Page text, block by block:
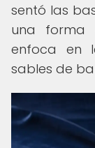
sentó las
una forma
enfoca en
sables de